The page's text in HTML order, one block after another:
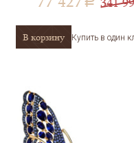
В корзину Купить в один